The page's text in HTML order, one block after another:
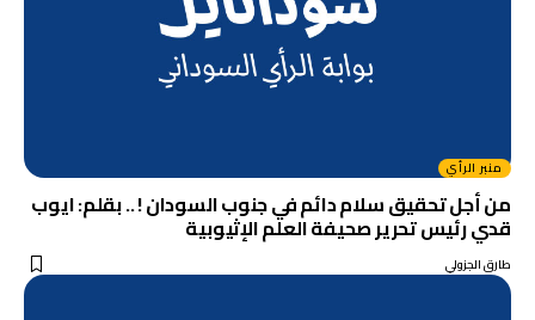
منبر الرأي
من أجل تحقيق سلام دائم في جنوب السودان ! .. بقلم: ايوب
قدي رئيس تحرير صحيفة العلم الإثيوبية
طارق الجزولي